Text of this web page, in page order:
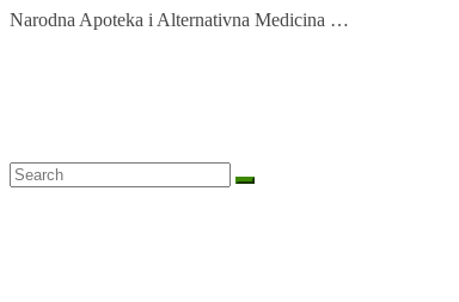
Narodna Apoteka i Alternativna Medicina …